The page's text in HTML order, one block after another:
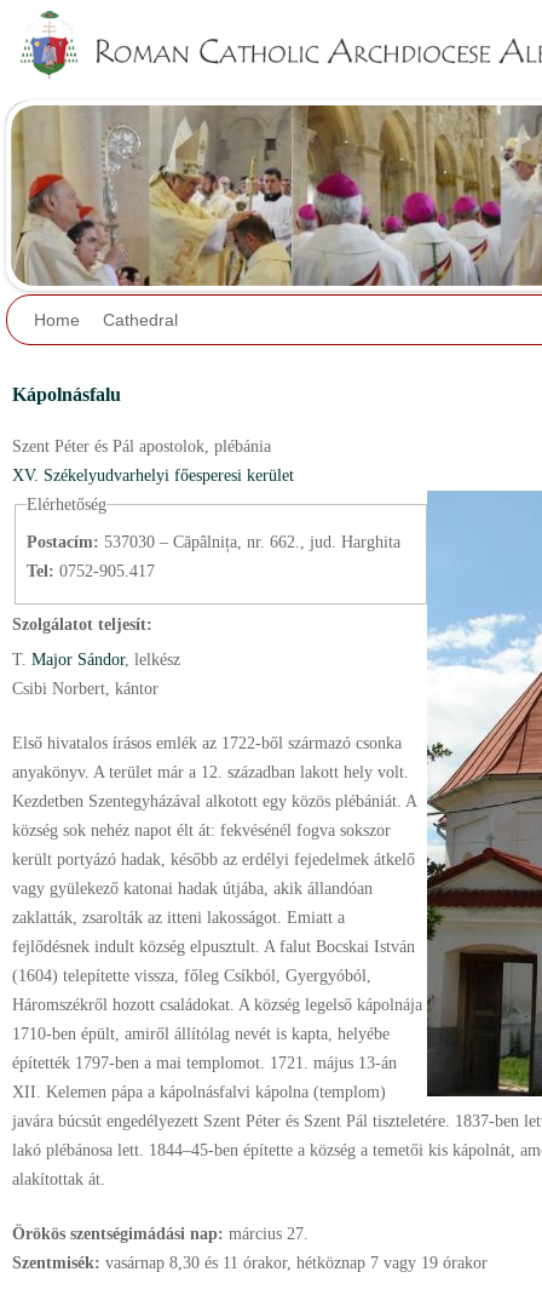
Home Cathedral
Kápolnásfalu
Szent Péter és Pál apostolok, plébánia
XV. Székelyudvarhelyi főesperesi kerület
Elérhetőség
Postacím: 537030 – Căpâlnița, nr. 662., jud. Harghita
Tel: 0752-905.417
Szolgálatot teljesít:
T. Major Sándor, lelkész
Csibi Norbert, kántor
Első hivatalos írásos emlék az 1722-ből származó csonka
anyakönyv. A terület már a 12. században lakott hely volt.
Kezdetben Szentegyházával alkotott egy közös plébániát. A
község sok nehéz napot élt át: fekvésénél fogva sokszor
került portyázó hadak, később az erdélyi fejedelmek átkelő
vagy gyülekező katonai hadak útjába, akik állandóan
zaklatták, zsarolták az itteni lakosságot. Emiatt a
fejlődésnek indult község elpusztult. A falut Bocskai István
(1604) telepítette vissza, főleg Csíkból, Gyergyóból,
Háromszékről hozott családokat. A község legelső kápolnája
1710-ben épült, amiről állítólag nevét is kapta, helyébe
építették 1797-ben a mai templomot. 1721. május 13-án
XII. Kelemen pápa a kápolnásfalvi kápolna (templom)
javára búcsút engedélyezett Szent Péter és Szent Pál tiszteletére. 1837-ben
lakó plébánosa lett. 1844–45-ben építette a község a temetői kis kápolnát,
alakítottak át.
Örökös szentségimádási nap: március 27.
Szentmisék: vasárnap 8,30 és 11 órakor, hétköznap 7 vagy 19 órakor